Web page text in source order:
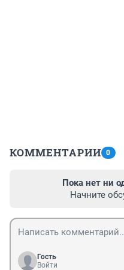
КОММЕНТАРИИ 0
Пока нет ни
Начните
Гость
Войти